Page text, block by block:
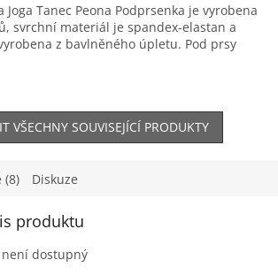
Joga Tanec Peona Podprsenka je vyrobena
svrchní materiál je spandex-elastan a
z bavlněného úpletu. Pod prsy
VŠECHNY SOUVISEJÍCÍ PRODUKTY
(8) Diskuze
produktu
dostupný